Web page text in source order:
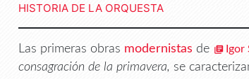
HISTORIA DE LA ORQUESTA
Las primeras obras modernistas de Igor
consagración de la primavera, se